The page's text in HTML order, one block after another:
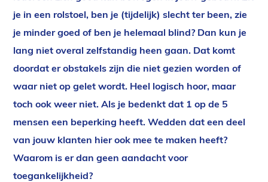
je in een rolstoel, ben je (tijdelijk) slecht ter been, zie
je minder goed of ben je helemaal blind? Dan kun je
lang niet overal zelfstandig heen gaan. Dat komt
doordat er obstakels zijn die niet gezien worden of
waar niet op gelet wordt. Heel logisch hoor, maar
toch ook weer niet. Als je bedenkt dat 1 op de 5
mensen een beperking heeft. Wedden dat een deel
van jouw klanten hier ook mee te maken heeft?
Waarom is er dan geen aandacht voor
toegankelijkheid?